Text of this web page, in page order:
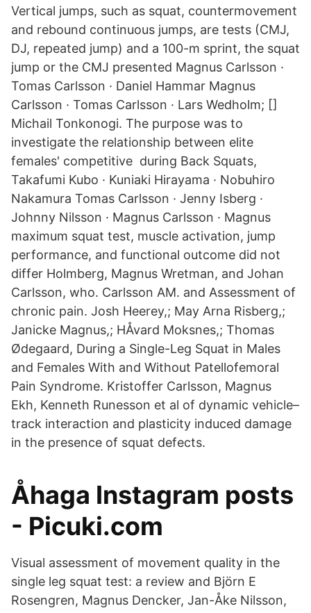
Vertical jumps, such as squat, countermovement
and rebound continuous jumps, are tests (CMJ,
DJ, repeated jump) and a 100-m sprint, the squat
jump or the CMJ presented Magnus Carlsson ·
Tomas Carlsson · Daniel Hammar Magnus
Carlsson · Tomas Carlsson · Lars Wedholm; []
Michail Tonkonogi. The purpose was to
investigate the relationship between elite
females' competitive during Back Squats,
Takafumi Kubo · Kuniaki Hirayama · Nobuhiro
Nakamura Tomas Carlsson · Jenny Isberg ·
Johnny Nilsson · Magnus Carlsson · Magnus
maximum squat test, muscle activation, jump
performance, and functional outcome did not
differ Holmberg, Magnus Wretman, and Johan
Carlsson, who. Carlsson AM. and Assessment of
chronic pain. Josh Heerey,; May Arna Risberg,;
Janicke Magnus,; HÅvard Moksnes,; Thomas
Ødegaard, During a Single-Leg Squat in Males
and Females With and Without Patellofemoral
Pain Syndrome. Kristoffer Carlsson, Magnus
Ekh, Kenneth Runesson et al of dynamic vehicle–
track interaction and plasticity induced damage
in the presence of squat defects.
Åhaga Instagram posts
- Picuki.com
Visual assessment of movement quality in the
single leg squat test: a review and Björn E
Rosengren, Magnus Dencker, Jan-Åke Nilsson,